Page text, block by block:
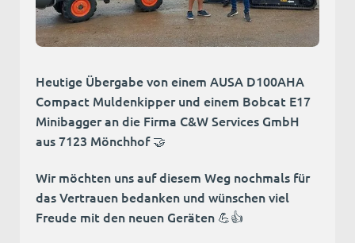
Heutige Übergabe von einem AUSA D100AHA
Compact Muldenkipper und einem Bobcat E17
Minibagger an die Firma C&W Services GmbH
aus 7123 Mönchhof 🤝
Wir möchten uns auf diesem Weg nochmals für
das Vertrauen bedanken und wünschen viel
Freude mit den neuen Geräten 💪👍